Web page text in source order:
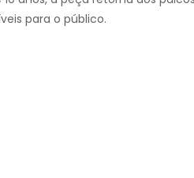
para o público.